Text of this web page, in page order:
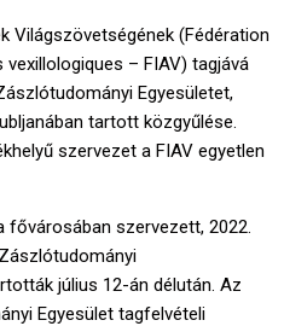
Világszövetségének (Fédération
– FIAV) tagjává
Egyesületet,
tartott közgyűlése.
szervezet a FIAV egyetlen
fővárosában szervezett, 2022.
július 12-án délután. Az
Egyesület tagfelvételi